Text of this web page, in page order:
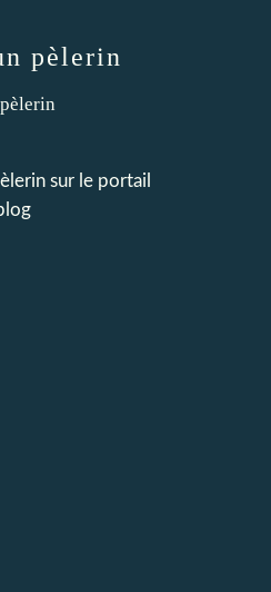
pèlerin
sur le portail